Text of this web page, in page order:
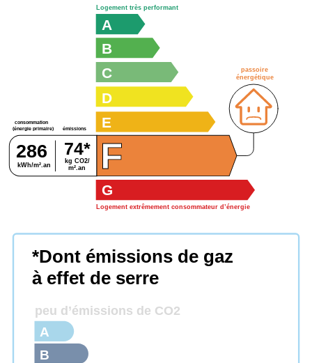
consommation
(énergie primaire)
émissions
kg CO2/
m².an
kWh/m².an
286 74*
G
Logement extrêmement consommateur d’énergie
passoire
énergétique
F
E
D
C
B
A
Logement très performant
*Dont émissions de gaz
à effet de serre
peu d’émissions de CO2
B
A